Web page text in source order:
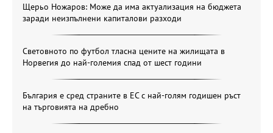
Щерьо Ножаров: Може да има актуализация на бюджета
заради неизпълнени капиталови разходи
Световното по футбол тласна цените на жилищата в
Норвегия до най-големия спад от шест години
България е сред страните в ЕС с най-голям годишен ръст
на търговията на дребно